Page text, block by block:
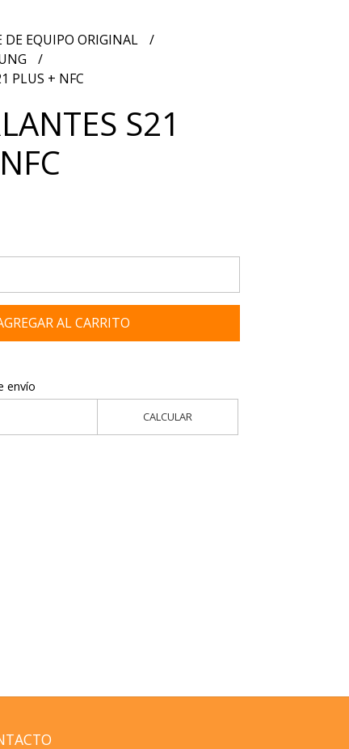
DE EQUIPO ORIGINAL
PLUS + NFC
S21
AL CARRITO
envío
CALCULAR